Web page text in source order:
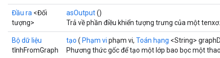
Đầu ra <Đối
tượng>
asOutput()
Trả về phần điều khiển tượng trưng của một tenxơ.
Bộ dữ liệu
tĩnhFromGraph
tạo ( Phạm vi phạm vi, Toán hạng <String>
Phương thức gốc để tạo một lớp bao bọc một